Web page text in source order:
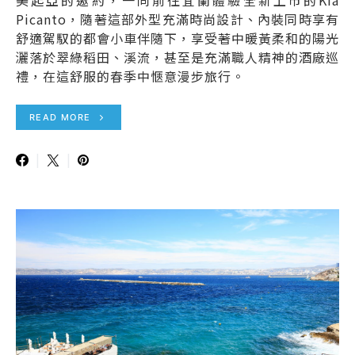
Picanto，隨著這部外型充滿時尚設計、內裝同時享有
舒適駕馭的都會小車伴隨下，享受著中暖黃柔和的陽光
灑落於翠綠稻田、溪流，甚至是充滿職人精神的酒廠巡
禮，在這舒服的春季中愜意漫步旅行。
READ MORE